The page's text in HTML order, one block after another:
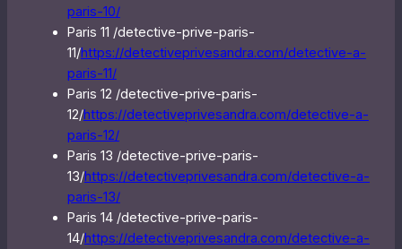
paris-10/
Paris 11 /detective-prive-paris-
11/https://detectiveprivesandra.com/detective-a-
paris-11/
Paris 12 /detective-prive-paris-
12/https://detectiveprivesandra.com/detective-a-
paris-12/
Paris 13 /detective-prive-paris-
13/https://detectiveprivesandra.com/detective-a-
paris-13/
Paris 14 /detective-prive-paris-
14/https://detectiveprivesandra.com/detective-a-